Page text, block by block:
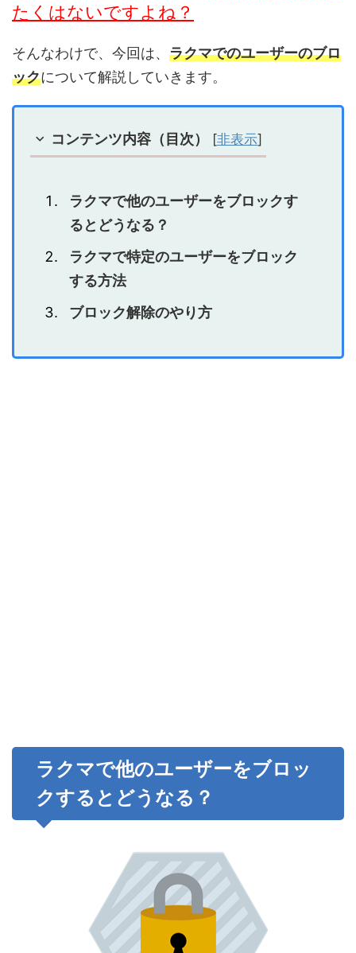
たくはないですよね？
そんなわけで、今回は、 ラクマでのユーザーのブロ
ックについて解説していきます。
コンテンツ内容（目次） [非表示]
ラクマで他のユーザーをブロックす
るとどうなる？
ラクマで特定のユーザーをブロック
する方法
ブロック解除のやり方
ラクマで他のユーザーをブロッ
クするとどうなる？